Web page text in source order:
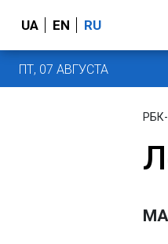
UA EN RU
ПТ, 07 АВГУСТА